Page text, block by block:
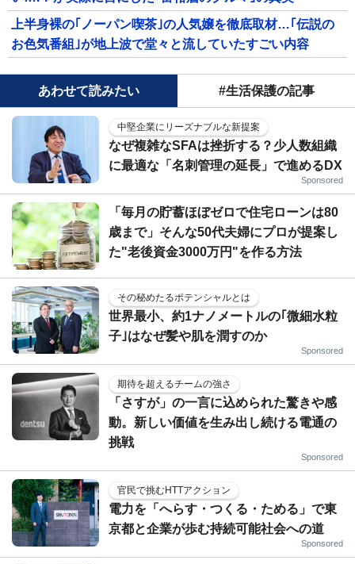
上半身裸の｢ノーパン喫茶｣の人気嬢を徹底取材…｢伝説の
お色気番組｣が地上波で堂々と流していたすごい内容
あわせて読みたい #生活保護の記事
中堅企業にリーズナブルな新提案
なぜ複雑なSFAは挫折する？少人数組織
に最適な「名刺管理の延長」で進めるDX
Sponsored
「毎月の貯蓄ほぼゼロで住宅ローンは80
歳まで」そんな50代夫婦にプロが提案し
た"老後資金3000万円"を作る方法
その秘めたるポテンシャルとは
世界最小、約1ナノメートルの｢微細水粒
子｣はなぜ髪や肌を潤すのか
Sponsored
期待を超えるチームの強さ
「さすが」の一言に込められた驚きや感
動。新しい価値を生み出し続ける電通の
挑戦
Sponsored
官民で挑むHTTアクション
電力を「へらす・つくる・ためる」で東
京都と企業が歩む持続可能社会への道
Sponsored